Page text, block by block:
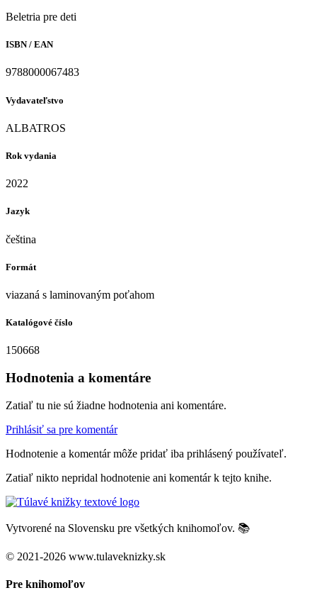
Beletria pre deti
ISBN / EAN
9788000067483
Vydavateľstvo
ALBATROS
Rok vydania
2022
Jazyk
čeština
Formát
viazaná s laminovaným poťahom
Katalógové číslo
150668
Hodnotenia a komentáre
Zatiaľ tu nie sú žiadne hodnotenia ani komentáre.
Prihlásiť sa pre komentár
Hodnotenie a komentár môže pridať iba prihlásený používateľ.
Zatiaľ nikto nepridal hodnotenie ani komentár k tejto knihe.
Vytvorené na Slovensku pre všetkých knihomoľov. 📚
© 2021-2026 www.tulaveknizky.sk
Pre knihomoľov